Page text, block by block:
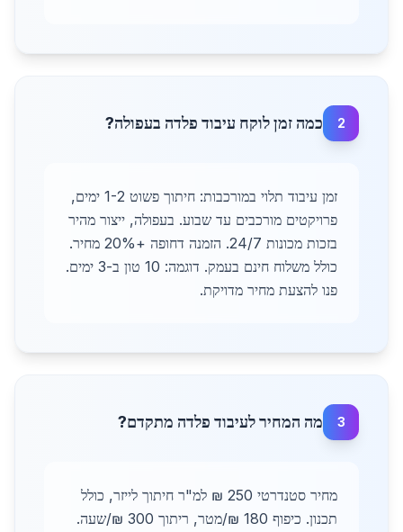
2 כמה זמן לוקח עיבוד פלדה בעפולה?
זמן עיבוד תלוי במורכבות: חיתוך פשוט 1-2 ימים,
פרויקטים מורכבים עד שבוע. בעפולה, ייצור מהיר
בזכות מכונות 24/7. הזמנה דחופה +20% מחיר.
כולל משלוח חינם בעמק. דוגמה: 10 טון ב-3 ימים.
פנו להצעת מחיר מדויקת.
3 מה המחיר לעיבוד פלדה מתקדם?
מחיר סטנדרטי 250 ₪ למ"ר חיתוך לייזר, כולל
תכנון. כיפוף 180 ₪/מטר, ריתוך 300 ₪/שעה.